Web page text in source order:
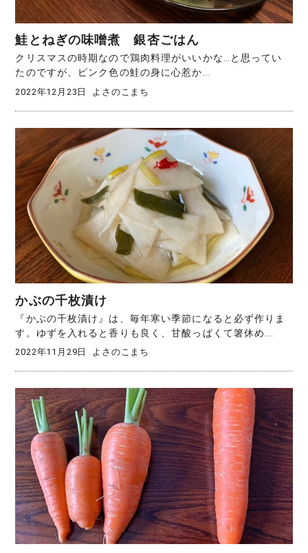
鮭とねぎの味噌煮 銀杏ごはん
クリスマスの時期なので鶏肉料理がいいかな…と思ってい
たのですが、ピンク色の鮭の身に心惹か...
2022年12月23日 よさのこまち
かぶの千枚漬け
『かぶの千枚漬け』は、毎年寒い季節になると必ず作りま
す。ゆずを入れると香りも良く、甘酸っぱくて箸休め...
2022年11月29日 よさのこまち